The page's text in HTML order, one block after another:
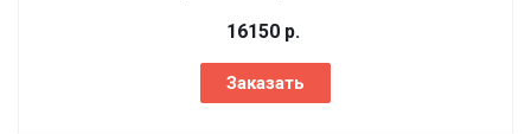
16150 р.
Заказать